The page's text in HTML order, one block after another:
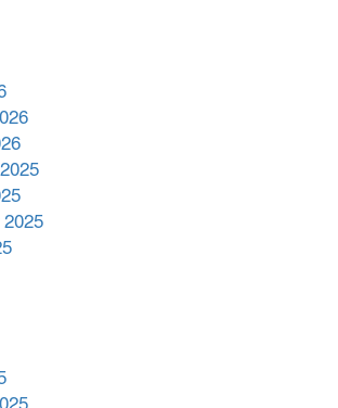
নলছিটিতে শ্রমিকদলের অবৈধ কমিটি
প্রকাশের অভিযোগ